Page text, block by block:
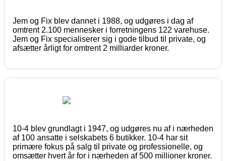
Jem og Fix blev dannet i 1988, og udgøres i dag af
omtrent 2.100 mennesker i forretningens 122 varehuse.
Jem og Fix specialiserer sig i gode tilbud til private, og
afsætter årligt for omtrent 2 milliarder kroner.
10-4 blev grundlagt i 1947, og udgøres nu af i nærheden
af 100 ansatte i selskabets 6 butikker. 10-4 har sit
primære fokus på salg til private og professionelle, og
omsætter hvert år for i nærheden af 500 millioner kroner.